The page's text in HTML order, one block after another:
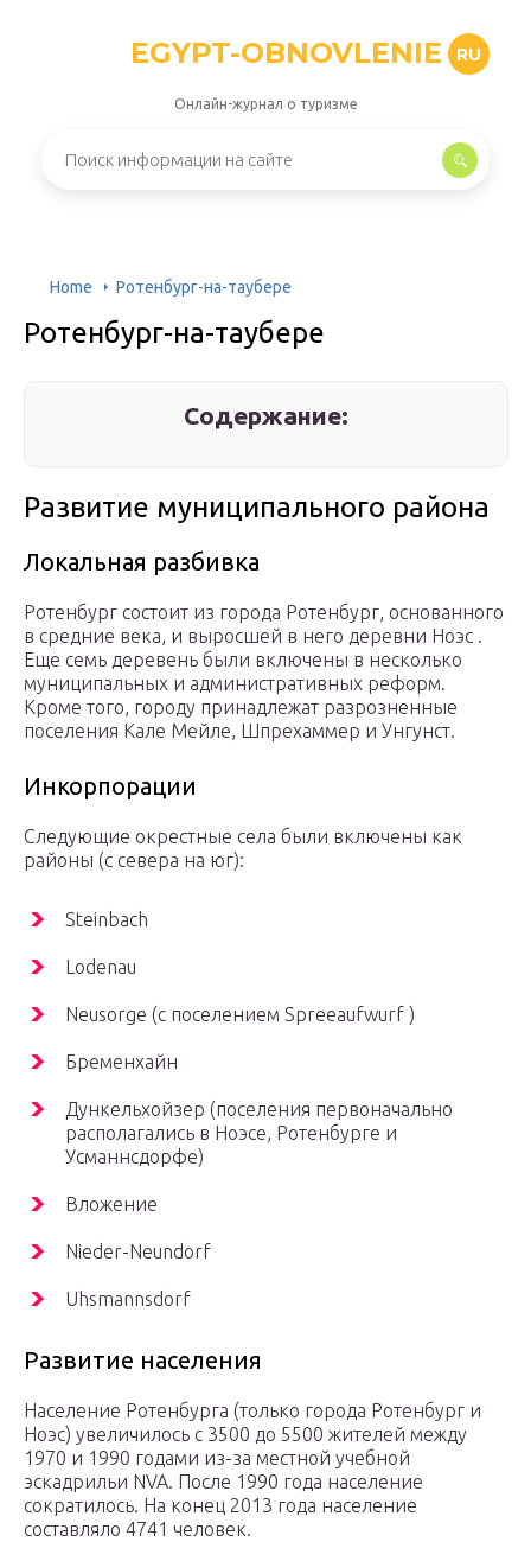
EGYPT-OBNOVLENIE RU
Онлайн-журнал о туризме
Home Ротенбург-на-таубере
Ротенбург-на-таубере
Содержание:
Развитие муниципального района
Локальная разбивка
Ротенбург состоит из города Ротенбург, основанного
в средние века, и выросшей в него деревни Ноэс .
Еще семь деревень были включены в несколько
муниципальных и административных реформ.
Кроме того, городу принадлежат разрозненные
поселения Кале Мейле, Шпрехаммер и Унгунст.
Инкорпорации
Следующие окрестные села были включены как
районы (с севера на юг):
Steinbach
Lodenau
Neusorge (с поселением Spreeaufwurf )
Бременхайн
Дункельхойзер (поселения первоначально
располагались в Ноэсе, Ротенбурге и
Усманнсдорфе)
Вложение
Nieder-Neundorf
Uhsmannsdorf
Развитие населения
Население Ротенбурга (только города Ротенбург и
Ноэс) увеличилось с 3500 до 5500 жителей между
1970 и 1990 годами из-за местной учебной
эскадрильи NVA. После 1990 года население
сократилось. На конец 2013 года население
составляло 4741 человек.